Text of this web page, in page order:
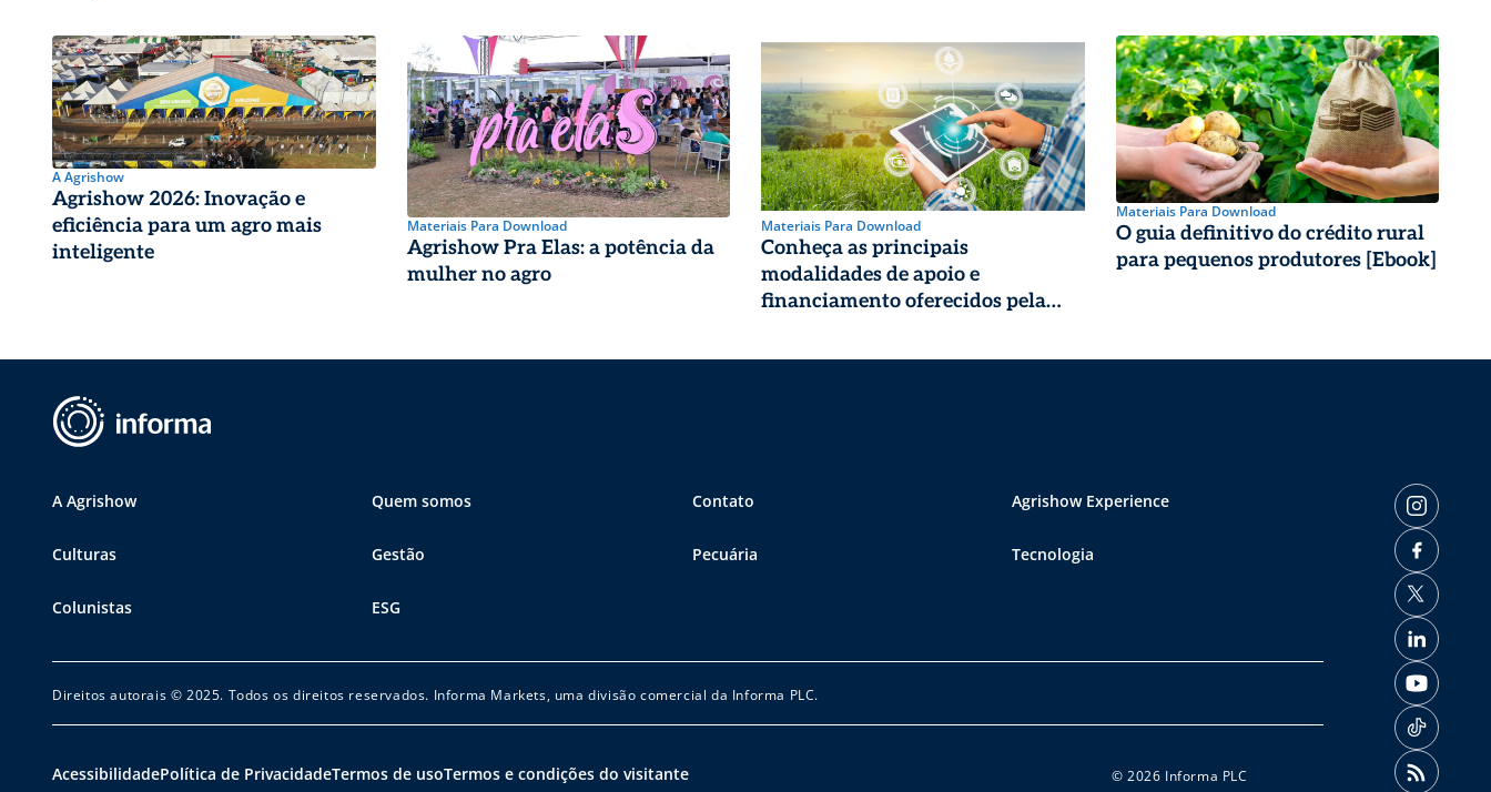
A Agrishow
Agrishow 2026: Inovação e
eficiência para um agro mais
inteligente
Materiais Para Download
Agrishow Pra Elas: a potência da
mulher no agro
Materiais Para Download
Conheça as principais
modalidades de apoio e
financiamento oferecidos pela
Materiais Para Download
O guia definitivo do crédito rural
para pequenos produtores [Ebook]
A Agrishow Quem somos Contato Agrishow Experience
Culturas Gestão Pecuária Tecnologia
Colunistas ESG
Direitos autorais © 2025. Todos os direitos reservados. Informa Markets, uma divisão comercial da Informa PLC.
AcessibilidadePolítica de PrivacidadeTermos de usoTermos e condições do visitante © 2026 Informa PLC